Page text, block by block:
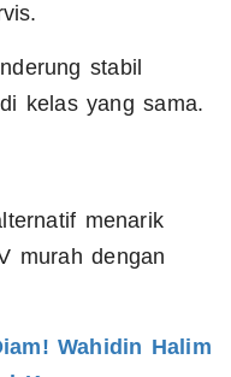
stabil
kelas yang sama.
menarik
murah dengan
Wahidin Halim